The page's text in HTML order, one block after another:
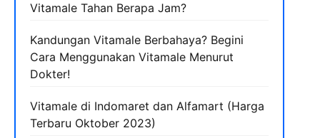
Vitamale Tahan Berapa Jam?
Kandungan Vitamale Berbahaya? Begini
Cara Menggunakan Vitamale Menurut
Dokter!
Vitamale di Indomaret dan Alfamart (Harga
Terbaru Oktober 2023)